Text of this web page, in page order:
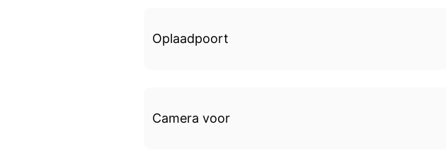
Oplaadpoort
Camera voor